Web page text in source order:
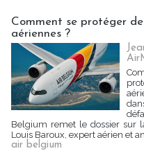
Comment se protéger
aériennes ?
Belgium remet le dossier sur
Louis Baroux, expert aérien et
air belgium